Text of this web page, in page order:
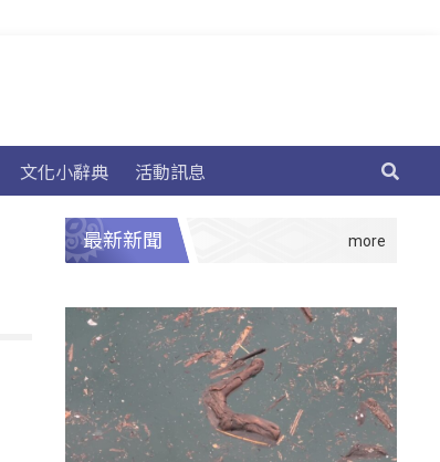
文化小辭典 活動訊息
最新新聞